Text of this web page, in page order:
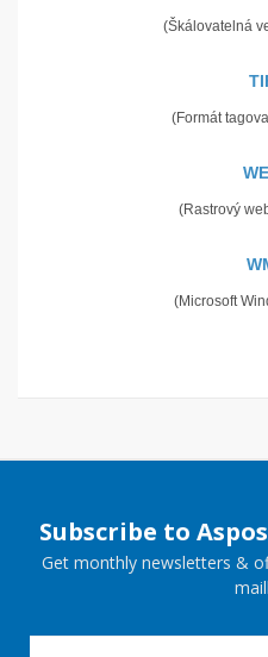
(Škálovatelná
(Formát
(Rastrový
(Microsoft
Subscribe to
Get monthly newsletters &